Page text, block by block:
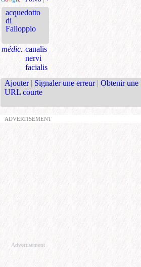
acquedotto
di
Falloppio
médic. canalis
nervi
facialis
Ajouter | Signaler une erreur | Obtenir une
URL courte
ADVERTISEMENT
Advertisement